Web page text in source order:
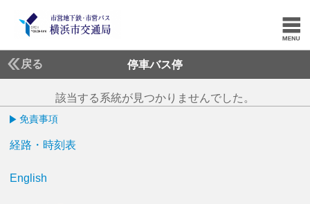
戻る 停車バス停
該当する系統が見つかりませんでした。
免責事項
経路・時刻表
English